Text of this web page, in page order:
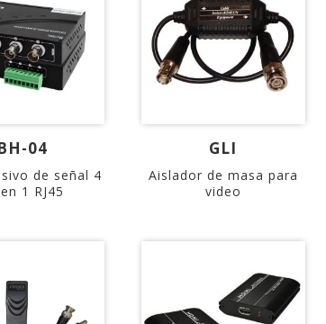
04
de señal 4
1 RJ45
GLI
Aislador de masa para
video